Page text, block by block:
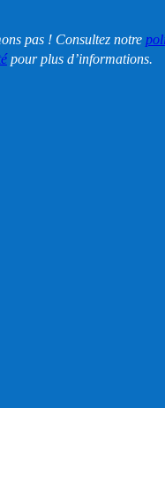
pas ! Consultez notre
pour plus d’informations.